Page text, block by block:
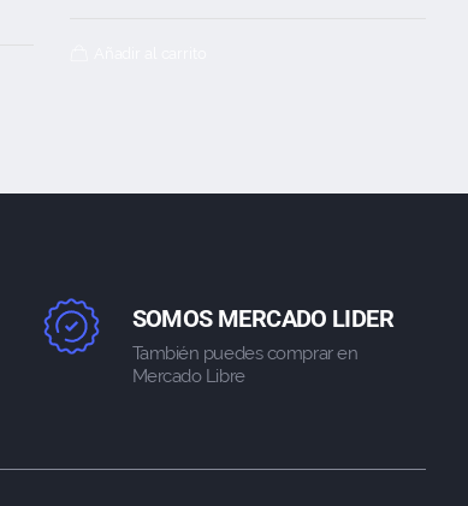
SOMOS MERCADO LIDER
También puedes comprar en
Mercado Libre